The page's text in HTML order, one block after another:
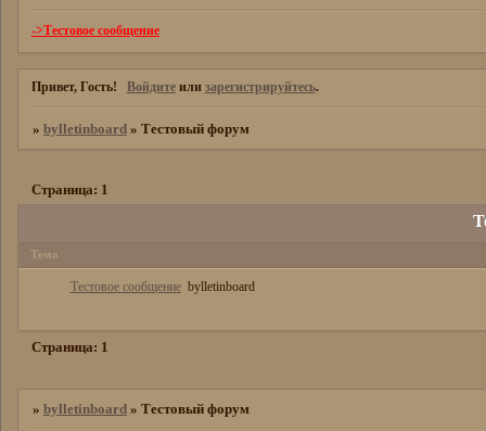
->Тестовое сообщение
Привет, Гость! Войдитеили зарегистрируйтесь.
» bylletinboard » Тестовый форум
Страница: 1
Тема
Тестовое сообщение bylletinboard
Страница: 1
» bylletinboard » Тестовый форум